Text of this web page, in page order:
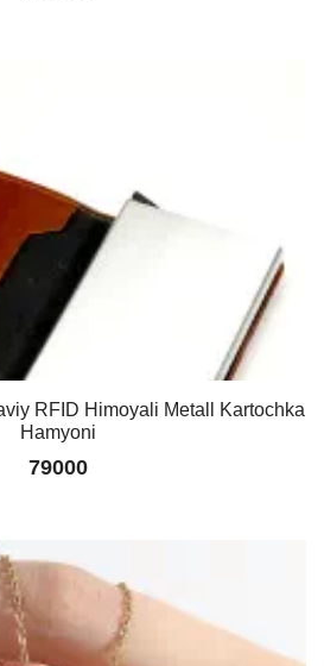
RFID Himoyali Metall Kartochka
Hamyoni
79000